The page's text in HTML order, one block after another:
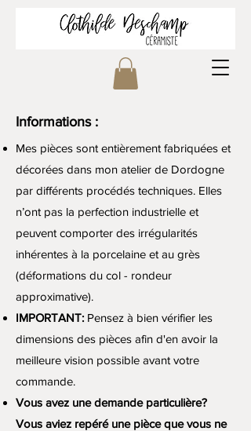
Informations :
Mes pièces sont entièrement fabriquées et
décorées dans mon atelier de Dordogne
par différents procédés techniques. Elles
n’ont pas la perfection industrielle et
peuvent comporter des irrégularités
inhérentes à la porcelaine et au grès
(déformations du col - rondeur
approximative).
IMPORTANT: Pensez à bien vérifier les
dimensions des pièces afin d'en avoir la
meilleure vision possible avant votre
commande.
Vous avez une demande particulière?
Vous aviez repéré une pièce que vous ne